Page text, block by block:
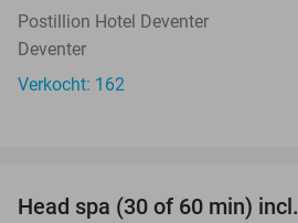
Postillion Hotel Deventer
Deventer
Verkocht: 162
Head spa (30 of 60 min) incl.